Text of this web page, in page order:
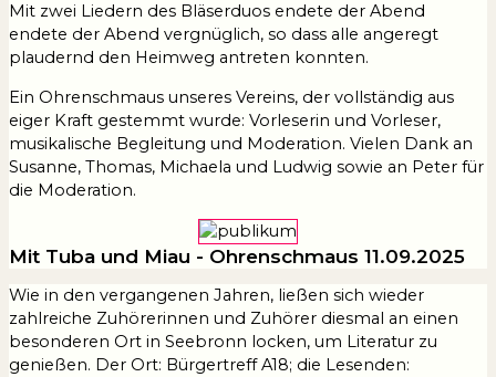
Mit zwei Liedern des Bläserduos endete der Abend
endete der Abend vergnüglich, so dass alle angeregt
plaudernd den Heimweg antreten konnten.
Ein Ohrenschmaus unseres Vereins, der vollständig aus
eiger Kraft gestemmt wurde: Vorleserin und Vorleser,
musikalische Begleitung und Moderation. Vielen Dank an
Susanne, Thomas, Michaela und Ludwig sowie an Peter für
die Moderation.
Mit Tuba und Miau - Ohrenschmaus 11.09.2025
Wie in den vergangenen Jahren, ließen sich wieder
zahlreiche Zuhörerinnen und Zuhörer diesmal an einen
besonderen Ort in Seebronn locken, um Literatur zu
genießen. Der Ort: Bürgertreff A18; die Lesenden: